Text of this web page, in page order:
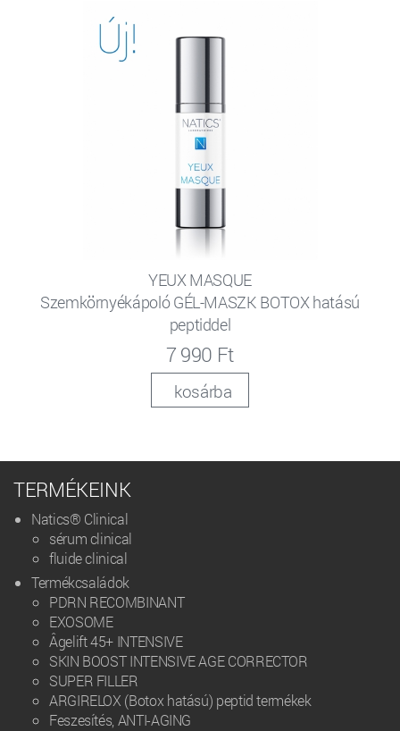
YEUX MASQUE
Szemkörnyékápoló GÉL-MASZK BOTOX hatású
peptiddel
7 990 Ft
kosárba
TERMÉKEINK
Natics® Clinical
sérum clinical
fluide clinical
Termékcsaládok
PDRN RECOMBINANT
EXOSOME
Âgelift 45+ INTENSIVE
SKIN BOOST INTENSIVE AGE CORRECTOR
SUPER FILLER
ARGIRELOX (Botox hatású) peptid termékek
Feszesítés, ANTI-AGING